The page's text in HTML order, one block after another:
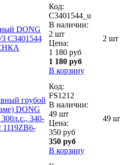
DONG
C3401544
Код:
C3401544_u
В наличии:
2 шт
Цена:
1 180 руб
1 180 руб
В корзину
2 шт
грубой
DONG
340-
1119ZB6-
Код:
FS1212
В наличии:
49 шт
Цена:
350 руб
350 руб
В корзину
49